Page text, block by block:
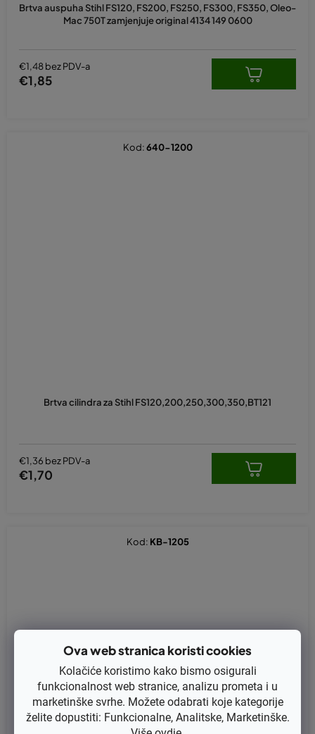
Ova web stranica koristi cookies
Kolačiće koristimo kako bismo osigurali
funkcionalnost web stranice, analizu prometa i u
marketinške svrhe. Možete odabrati koje kategorije
želite dopustiti: Funkcionalne, Analitske, Marketinške.
Brtva auspuha Stihl FS120, FS200, FS250, FS300, FS350, Oleo-
Mac 750T zamjenjuje original 4134 149 0600
€1,48 bez PDV-a
€1,85
Brtva cilindra za Stihl FS120,200,250,300,350,BT121
€1,36 bez PDV-a
€1,70
Kod:640-1200
Kod: KB-1205